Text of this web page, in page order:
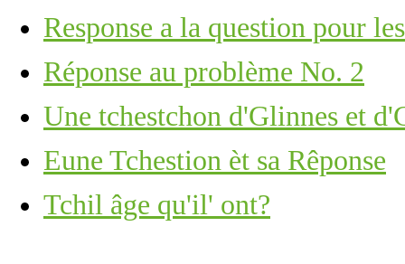
Response a la question pour
Réponse au problème No. 2
Une tchestchon d'Glinnes et
Eune Tchestion èt sa Rêponse
Tchil âge qu'il' ont?